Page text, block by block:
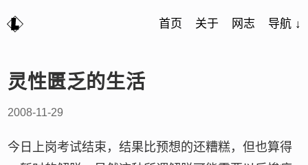
首页 关于 网志 导航 ↓
灵性匮乏的生活
2008-11-29
今日上岗考试结束，结果比预想的还糟糕，但也算得